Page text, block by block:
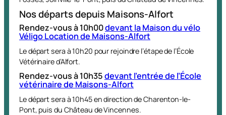
Nos départs depuis Maisons-Alfort
Rendez-vous à 10h00devant la Maison du vélo
Véligo Location de Maisons-Alfort
Le départ sera à 10h20 pour rejoindre l’étape de l’École
Vétérinaire d’Alfort.
Rendez-vous à 10h35devant l’entrée de l’École
vétérinaire de Maisons-Alfort
Le départ sera à 10h45 en direction de Charenton-le-
Pont, puis du Château de Vincennes.